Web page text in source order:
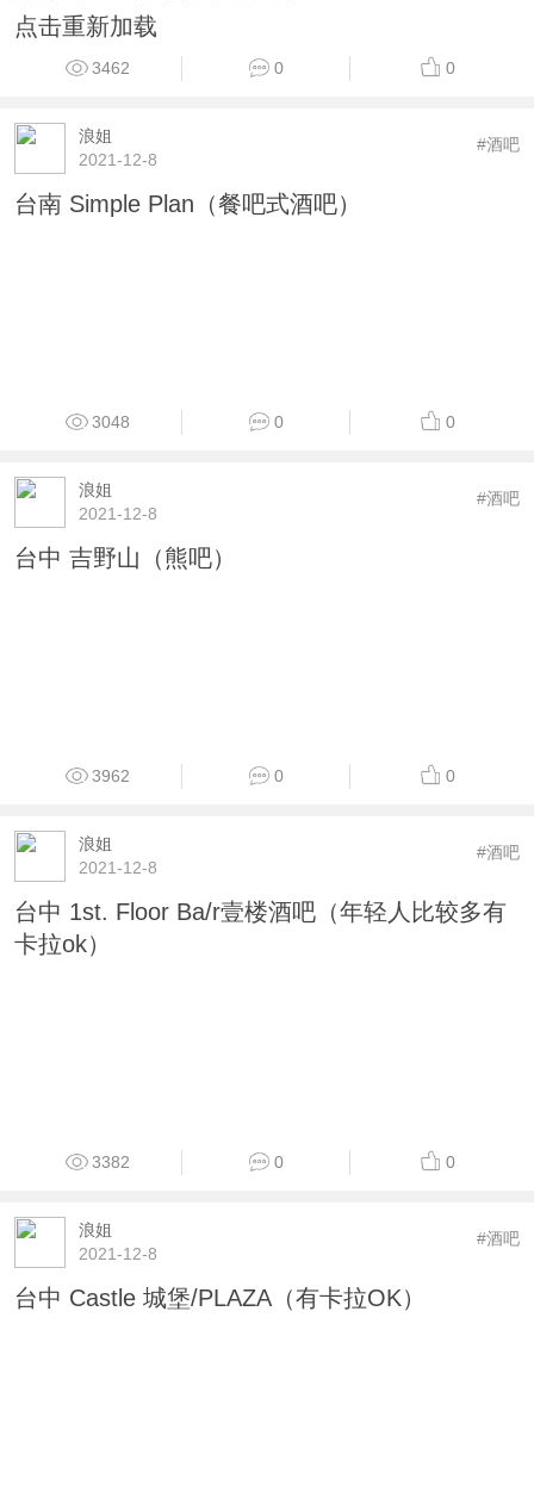
点击重新加载
3462 0 0
浪姐
2021-12-8
#酒吧
台南 Simple Plan（餐吧式酒吧）
3048 0 0
浪姐
2021-12-8
#酒吧
台中 吉野山（熊吧）
3962 0 0
浪姐
2021-12-8
#酒吧
台中 1st. Floor Ba/r壹楼酒吧（年轻人比较多有
卡拉ok）
3382 0 0
浪姐
2021-12-8
#酒吧
台中 Castle 城堡/PLAZA（有卡拉OK）